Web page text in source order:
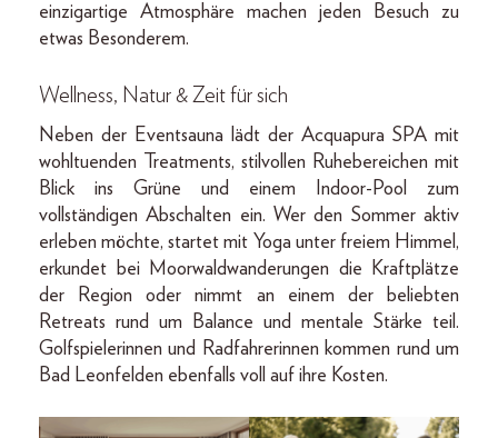
einzigartige Atmosphäre machen jeden Besuch zu
etwas Besonderem.
Wellness, Natur & Zeit für sich
Neben der Eventsauna lädt der Acquapura SPA mit
wohltuenden Treatments, stilvollen Ruhebereichen mit
Blick ins Grüne und einem Indoor-Pool zum
vollständigen Abschalten ein. Wer den Sommer aktiv
erleben möchte, startet mit Yoga unter freiem Himmel,
erkundet bei Moorwaldwanderungen die Kraftplätze
der Region oder nimmt an einem der beliebten
Retreats rund um Balance und mentale Stärke teil.
Golfspielerinnen und Radfahrerinnen kommen rund um
Bad Leonfelden ebenfalls voll auf ihre Kosten.